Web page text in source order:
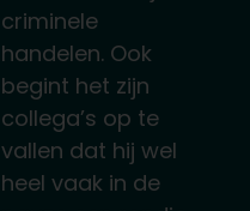
criminele
handelen. Ook
begint het zijn
collega’s op te
vallen dat hij wel
heel vaak in de